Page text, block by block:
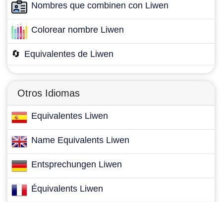
Nombres que combinen con Liwen
Colorear nombre Liwen
🔄 Equivalentes de Liwen
Otros Idiomas
Equivalentes Liwen
Name Equivalents Liwen
Entsprechungen Liwen
Équivalents Liwen